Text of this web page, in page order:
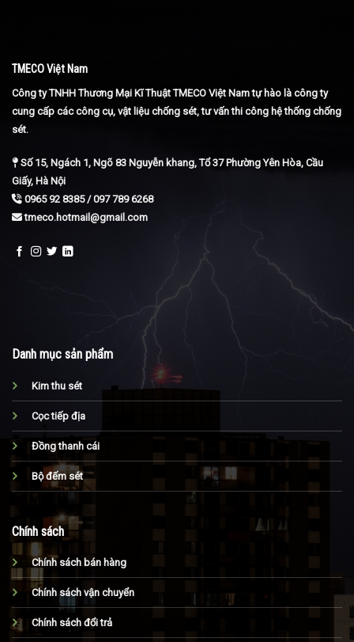
TMECO Việt Nam
Công ty TNHH Thương Mại Kĩ Thuật TMECO Việt Nam tự hào là công ty
cung cấp các công cụ, vật liệu chống sét, tư vấn thi công hệ thống chống
sét.
Số 15, Ngách 1, Ngõ 83 Nguyễn khang, Tổ 37 Phường Yên Hòa, Cầu
Giấy, Hà Nội
0965 92 8385 / 097 789 6268
tmeco.hotmail@gmail.com
Danh mục sản phẩm
Kim thu sét
Cọc tiếp địa
Đồng thanh cái
Bộ đếm sét
Chính sách
Chính sách bán hàng
Chính sách vận chuyển
Chính sách đổi trả